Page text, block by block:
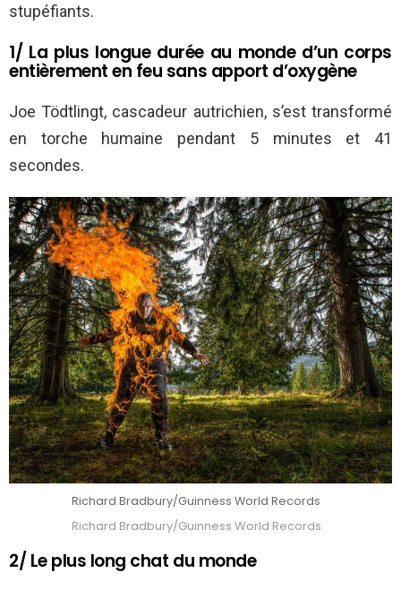
stupéfiants.
1/ La plus longue durée au monde d’un corps
entièrement en feu sans apport d’oxygène
Joe Tödtlingt, cascadeur autrichien, s’est transformé
en torche humaine pendant 5 minutes et 41
secondes.
Richard Bradbury/Guinness World Records
Richard Bradbury/Guinness World Records
2/ Le plus long chat du monde